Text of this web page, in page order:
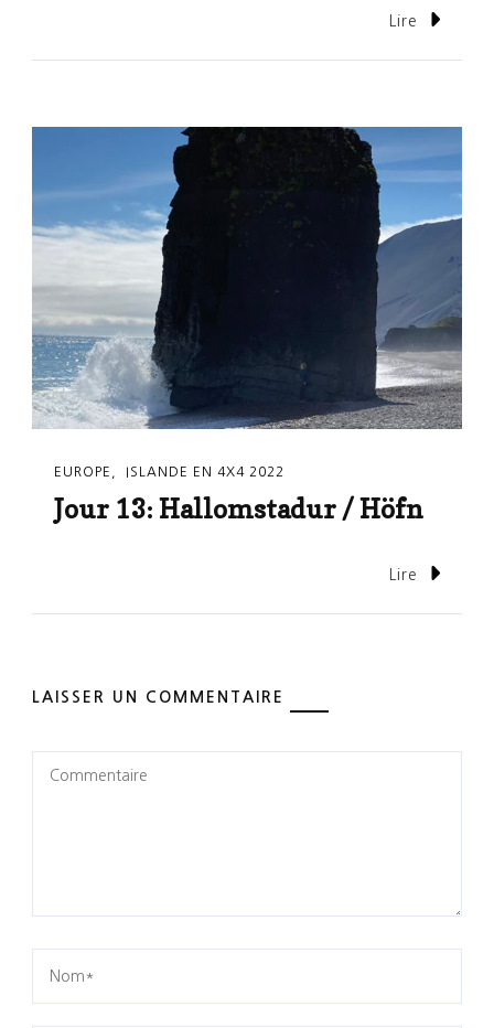
Lire
EUROPE ISLANDE EN 4X4 2022
Jour 13: Hallomstadur / Höfn
Lire
LAISSER UN COMMENTAIRE